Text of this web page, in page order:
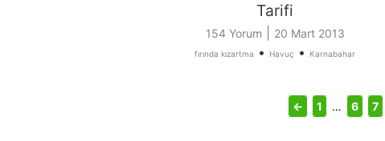
Tarifi
154 Yorum 20 Mart 2013
fırında kızartma • Havuç • Karnabahar
← 1 … 6 7